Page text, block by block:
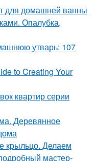
для домашней ванны
Опалубка,
утварь: 107
to Creating Your
квартир серии
Деревянное
крыльцо. Делаем
мастер-